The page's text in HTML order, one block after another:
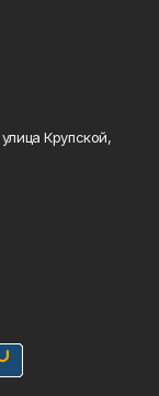
Крупской,